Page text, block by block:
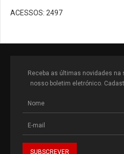
ACESSOS: 2497
Receba as últimas novidades
nosso boletim eletrónico.